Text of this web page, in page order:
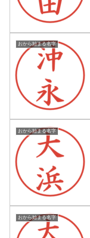
おから始まる名字
おから始まる名字
おから始まる名字